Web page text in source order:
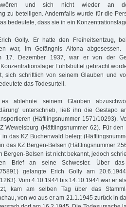
und sich nicht wieder an
zu beteiligen. Andernfalls wurde für die
bedeutete, dass sie in ein
Golly. Er hatte den Freiheitsentzug,
war, im Gefängnis Altona
17. Dezember 1937, war er von der
Fuhlsbüttel gebracht
sich schriftlich von seinem Glauben und
das Todesurteil.
ablehnte seinem Glauben
unterschrieb, ließ ihn die Gestapo
(Häftlingsnummer 1571/10293).
Wewelsburg (Häftlingsnummer 62). Für
in das KZ Buchenwald belegt
das KZ Bergen-Belsen (Häftlingsnummer
Bergen-Belsen ist nicht bekannt, jedoch
Brief an seine Schwester. Über das
75891) gelangte Erich Golly am
Vom 4.10.1944 bis 14.10.1944 war er
kam am selben Tag über das
von wo aus er am 21.1.1945 zurück in